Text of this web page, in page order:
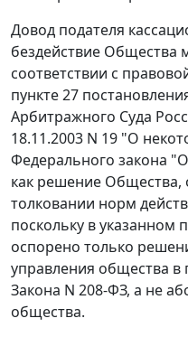
Довод подателя
бездействие Общества
соответствии с
пункте 27
Арбитражного Суда
18.11.2003 N 19 "О
Федерального закона
как решение Общества,
толковании норм
поскольку в указанном
оспорено только
управления общества в
Закона N 208-ФЗ, а не
общества.